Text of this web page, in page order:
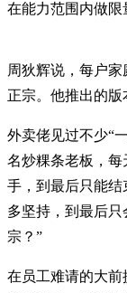
在能力范围内做限
周狄辉说，每户
正宗。他推出的版
外卖佬见过不少“
名炒粿条老板，
手，到最后只能结
多坚持，到最后
宗？”
在员工难请的大